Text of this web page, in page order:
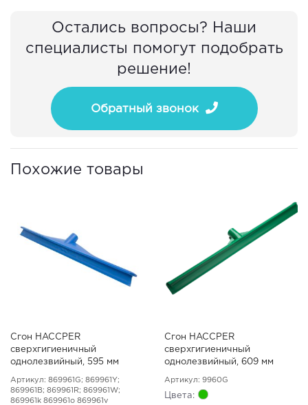
Остались вопросы? Наши
специалисты помогут подобрать
решение!
Обратный звонок
Похожие товары
Сгон HACCPER
сверхгигиеничный
однолезвийный, 595 мм
Артикул: 869961G; 869961Y;
869961B; 869961R; 869961W;
869961k 869961o 869961v
Сгон HACCPER
сверхгигиеничный
однолезвийный, 609 мм
Артикул: 9960G
Цвета: